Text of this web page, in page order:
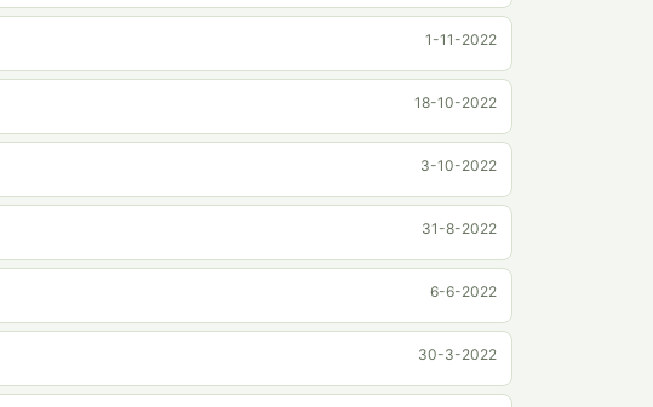
1-11-2022
18-10-2022
3-10-2022
31-8-2022
6-6-2022
30-3-2022